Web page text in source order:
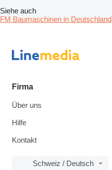
Siehe auch
FM Baumaschinen in Deutschland
Firma
Über uns
Hilfe
Kontakt
Schweiz / Deutsch